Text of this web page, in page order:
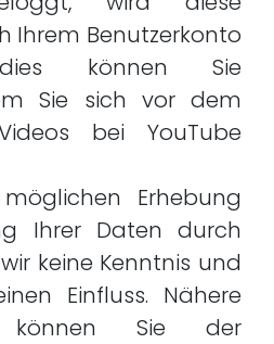
Ihrem Benutzerkonto
können Sie
Sie sich vor dem
bei YouTube
Erhebung
Ihrer Daten durch
keine Kenntnis und
Einfluss. Nähere
können Sie der